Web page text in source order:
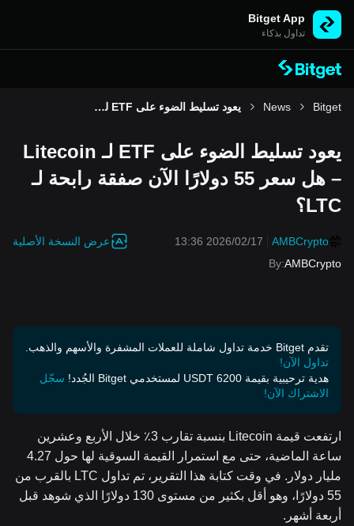
Bitget App
تداول بذكاء
Bitget
News يعود تسليط الضوء على ETF لـ Litecoin – هل سعر 55 دولارًا الآن صفقة رابحة لـ LTC؟
يعود تسليط الضوء على ETF لـ Litecoin
– هل سعر 55 دولارًا الآن صفقة رابحة لـ
LTC؟
AMBCrypto
2026/02/17 13:36
عرض النسخة الأصلية
By:AMBCrypto
تقدم Bitget خدمة تداول شاملة للعملات المشفرة والأسهم والذهب.
تداول الآن!
هدية ترحيبية بقيمة 6200 USDT لمستخدمي Bitget الجُدد!
سجّل
الاشتراك الآن!
ارتفعت قيمة Litecoin بنسبة تقارب 3٪ خلال الأربع وعشرين
ساعة الماضية، حتى مع استمرار القيمة السوقية لها حول 4.27
مليار دولار. في وقت كتابة هذا التقرير، تم تداول LTC بالقرب من
55 دولارًا، وهو أقل بكثير من مستوى 130 دولارًا الذي شوهد قبل
أربعة أشهر.